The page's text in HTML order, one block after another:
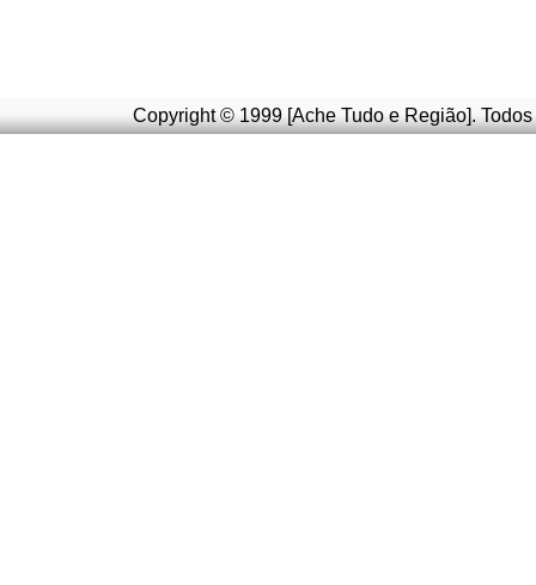
Copyright © 1999 [Ache Tudo e Região].